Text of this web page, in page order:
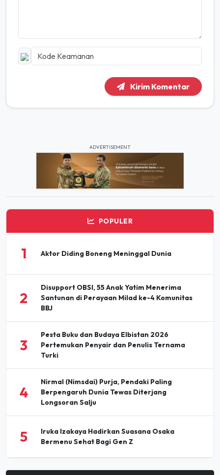
Kirim Komentar
ADVERTISEMENT
POPULER
1 Aktor Diding Boneng Meninggal Dunia
2
Disupport OBSI, 55 Anak Yatim Menerima
Santunan di Perayaan Milad ke-4 Komunitas
BBJ
3
Pesta Buku dan Budaya Elbistan 2026
Pertemukan Penyair dan Penulis Ternama
Turki
4
Nirmal (Nimsdai) Purja, Pendaki Paling
Berpengaruh Dunia Tewas Diterjang
Longsoran Salju
5
Iruka Izakaya Hadirkan Suasana Osaka
Bermenu Sehat Bagi Gen Z